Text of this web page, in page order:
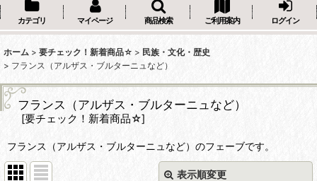
カテゴリ マイページ 商品検索 ご利用案内 ログイン
ホーム > 要チェック！新着商品☆ > 民族・文化・歴史
> フランス（アルザス・ブルターニュなど）
フランス（アルザス・ブルターニュなど）
[要チェック！新着商品☆]
フランス（アルザス・ブルターニュなど）のフェーブです。
表示順変更